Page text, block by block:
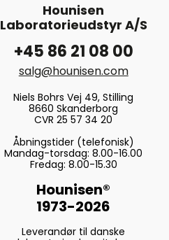
Hounisen
Laboratorieudstyr A/S
+45 86 21 08 00
salg@hounisen.com
Niels Bohrs Vej 49, Stilling
8660 Skanderborg
CVR 25 57 34 20
Åbningstider (telefonisk)
Mandag-torsdag: 8.00-16.00
Fredag: 8.00-15.30
Hounisen®
1973-2026
Leverandør til danske